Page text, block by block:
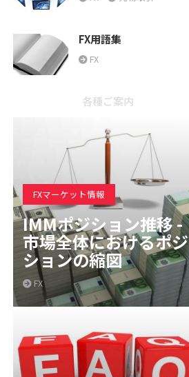
FX用語集
FX
各種ご案内
FXマーケット情報
IMMポジション推移 -
市場全体におけるポジ
ションの縮図
FX